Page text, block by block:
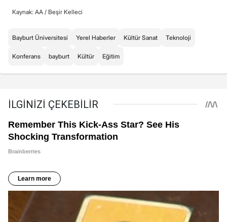
Kaynak: AA / Beşir Kelleci
Bayburt Üniversitesi Yerel Haberler Kültür Sanat Teknoloji
Konferans bayburt Kültür Eğitim